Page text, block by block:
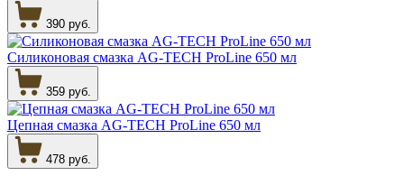
390 руб.
Силиконовая смазка AG-TECH ProLine 650 мл
359 руб.
Цепная смазка AG-TECH ProLine 650 мл
478 руб.